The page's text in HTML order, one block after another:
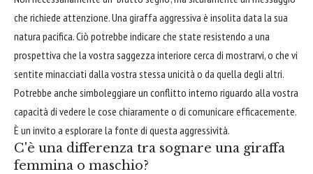
che richiede attenzione. Una giraffa aggressiva è insolita data la sua
natura pacifica. Ciò potrebbe indicare che state resistendo a una
prospettiva che la vostra saggezza interiore cerca di mostrarvi, o che vi
sentite minacciati dalla vostra stessa unicità o da quella degli altri.
Potrebbe anche simboleggiare un conflitto interno riguardo alla vostra
capacità di vedere le cose chiaramente o di comunicare efficacemente.
È un invito a esplorare la fonte di questa aggressività.
C'è una differenza tra sognare una giraffa
femmina o maschio?